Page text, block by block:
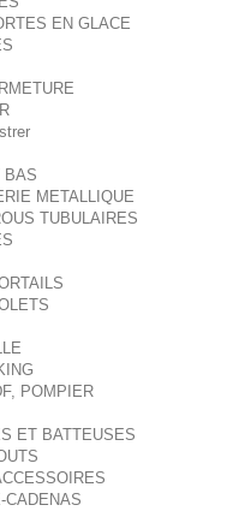
EN GLACE
BAS
METALLIQUE
TUBULAIRES
POMPIER
ET BATTEUSES
CADENAS